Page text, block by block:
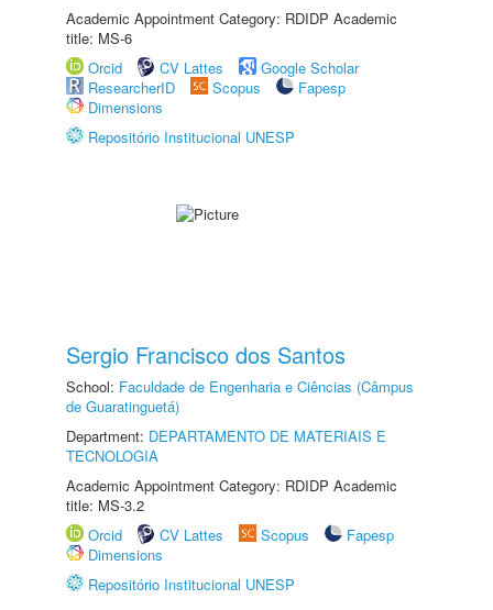
Academic Appointment Category: RDIDP Academic
title: MS-6
Orcid
CV Lattes
Google Scholar
ResearcherID
Scopus
Fapesp
Dimensions
Repositório Institucional UNESP
Sergio Francisco dos Santos
School: Faculdade de Engenharia e Ciências (Câmpus
de Guaratinguetá)
Department: DEPARTAMENTO DE MATERIAIS E
TECNOLOGIA
Academic Appointment Category: RDIDP Academic
title: MS-3.2
Orcid
CV Lattes Scopus
Fapesp
Dimensions
Repositório Institucional UNESP